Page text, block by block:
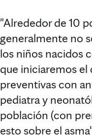
"Alrededor de 10
generalmente no
los niños nacidos
que iniciaremos
preventivas con
pediatra y
población (con
esto sobre el